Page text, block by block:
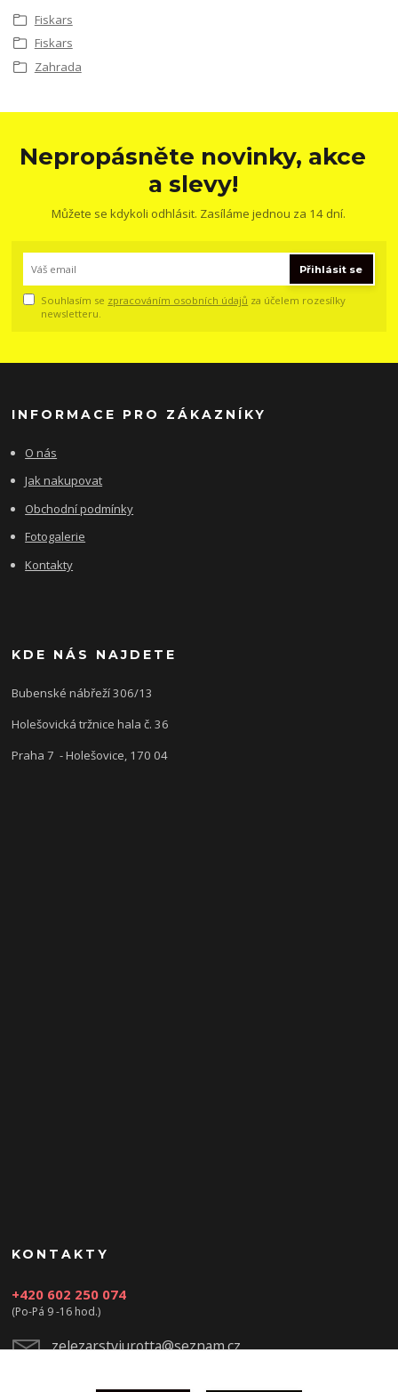
Fiskars
Fiskars
Zahrada
Nepropásněte novinky, akce
a slevy!
Můžete se kdykoli odhlásit. Zasíláme jednou za 14 dní.
Přihlásit se
Souhlasím se zpracováním osobních údajů za účelem rozesílky
newsletteru.
INFORMACE PRO ZÁKAZNÍKY
O nás
Jak nakupovat
Obchodní podmínky
Fotogalerie
Kontakty
KDE NÁS NAJDETE
Bubenské nábřeží 306/13
Holešovická tržnice hala č. 36
Praha 7 - Holešovice, 170 04
KONTAKTY
+420 602 250 074
(Po-Pá 9 -16 hod.)
zelezarstviurotta@seznam.cz